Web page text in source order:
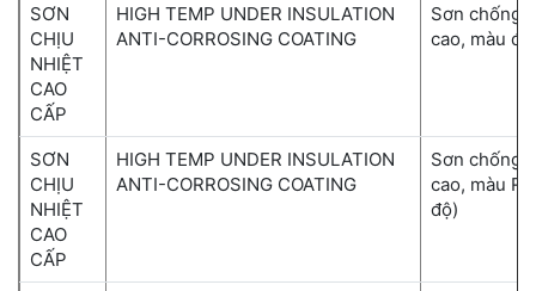
SƠN
CHỊU
NHIỆT
CAO
CẤP
HIGH TEMP UNDER INSULATION
ANTI-CORROSING COATING
Sơn chống
cao, màu
SƠN
CHỊU
NHIỆT
CAO
CẤP
HIGH TEMP UNDER INSULATION
ANTI-CORROSING COATING
Sơn chống
cao, màu
độ)